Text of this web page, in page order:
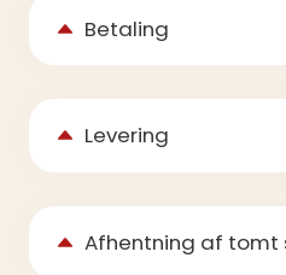
Betaling
Levering
Afhentning af tomt